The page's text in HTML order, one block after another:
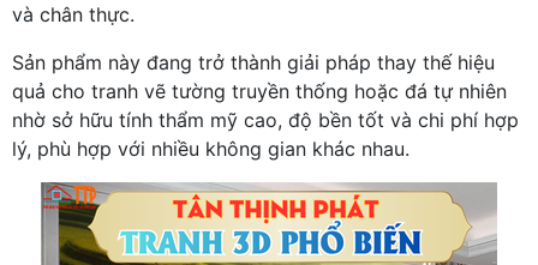
và chân thực.
Sản phẩm này đang trở thành giải pháp thay thế hiệu
quả cho tranh vẽ tường truyền thống hoặc đá tự nhiên
nhờ sở hữu tính thẩm mỹ cao, độ bền tốt và chi phí hợp
lý, phù hợp với nhiều không gian khác nhau.